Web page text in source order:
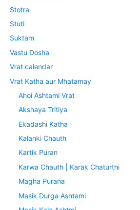
Stotra
Stuti
Suktam
Vastu Dosha
Vrat calendar
Vrat Katha aur Mhatamay
Ahoi Ashtami Vrat
Akshaya Tritiya
Ekadashi Katha
Kalanki Chauth
Kartik Puran
Karwa Chauth | Karak Chaturthi
Magha Purana
Masik Durga Ashtami